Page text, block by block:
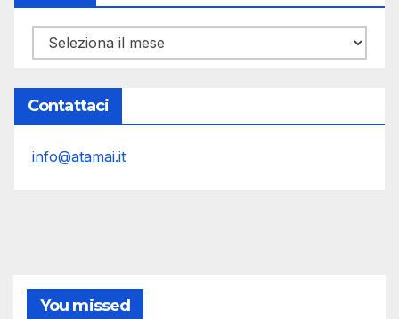
Archivi
Contattaci
info@atamai.it
You missed